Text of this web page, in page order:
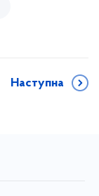
Наступна